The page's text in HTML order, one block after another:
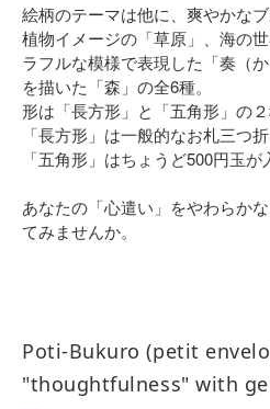
絵柄のテーマは他に、爽やかな
植物イメージの「草原」、海の
ラフルな模様で表現した「奏（
を描いた「森」の全6種。
形は「長方形」と「五角形」の２
「長方形」は一般的なお札三つ折
「五角形」はちょうど500円玉が
あなたの「心遣い」をやわらか
てみませんか。
Poti-Bukuro (petit
"thoughtfulness" with